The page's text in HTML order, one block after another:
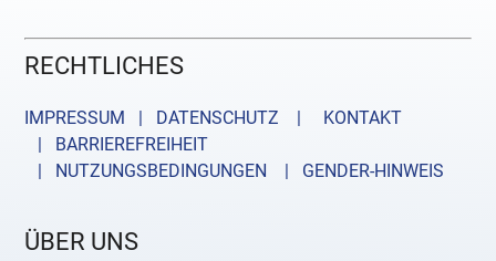
RECHTLICHES
IMPRESSUM | DATENSCHUTZ |
KONTAKT
| BARRIEREFREIHEIT
| NUTZUNGSBEDINGUNGEN
| GENDER-HINWEIS
ÜBER UNS